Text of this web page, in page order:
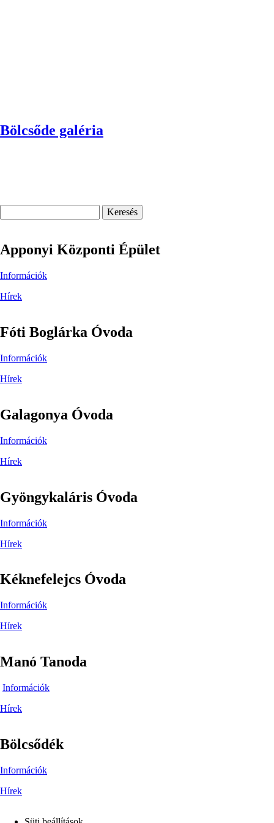
Bölcsőde galéria
Apponyi Központi Épület
Információk
Hírek
Fóti Boglárka Óvoda
Információk
Hírek
Galagonya Óvoda
Információk
Hírek
Gyöngykaláris Óvoda
Információk
Hírek
Kéknefelejcs Óvoda
Információk
Hírek
Manó Tanoda
Információk
Hírek
Bölcsődék
Információk
Hírek